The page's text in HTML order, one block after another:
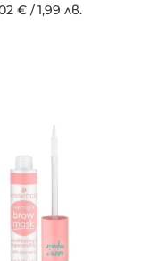
€/1,99 лв.